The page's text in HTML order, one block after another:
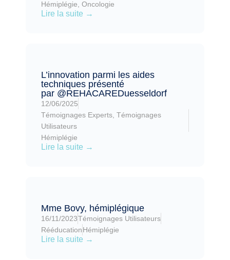
Hémiplégie Oncologie
Lire la suite →
L’innovation parmi les aides
techniques présenté
par ‪@REHACAREDuesseldorf‬
12/06/2025
Témoignages Experts Témoignages
Utilisateurs
Hémiplégie
Lire la suite →
Mme Bovy, hémiplégique
16/11/2023Témoignages Utilisateurs
RééducationHémiplégie
Lire la suite →